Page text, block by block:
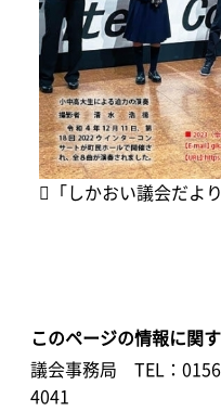
「しかおい議会だよ
このページの情報に関
議会事務局
TEL：
4041